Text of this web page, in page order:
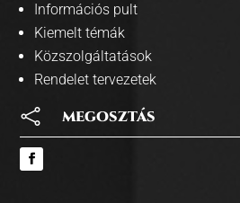
Információs pult
Kiemelt témák
Közszolgáltatások
Rendelet tervezetek
 megosztás